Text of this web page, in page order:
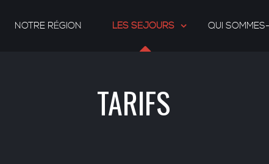
NOTRE RÉGION LES SÉJOURS QUI
TARIFS